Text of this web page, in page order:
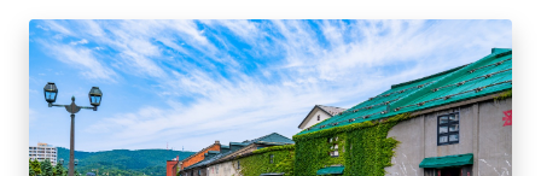
推薦行程
區域指南
美食
預約
交通指南